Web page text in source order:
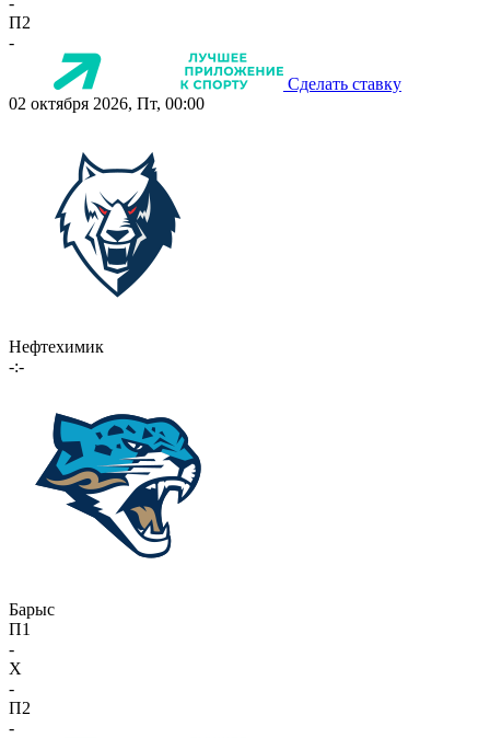
П2
-
Сделать ставку
02 октября 2026, Пт, 00:00
Нефтехимик
-:-
Барыс
П1
-
X
-
П2
-